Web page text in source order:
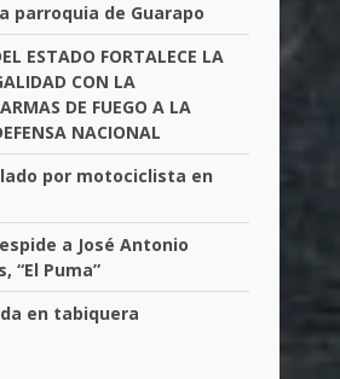
parroquia de Guarapo
ESTADO FORTALECE LA
CON LA
DE FUEGO A LA
NACIONAL
por motociclista en
a José Antonio
“El Puma”
en tabiquera